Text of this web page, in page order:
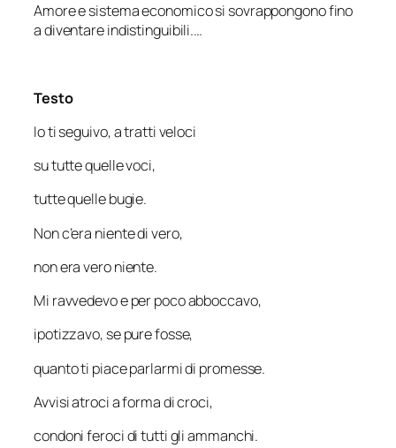
Amore e sistema economico si sovrappongono fino
a diventare indistinguibili.…
Testo
Io ti seguivo, a tratti veloci
su tutte quelle voci,
tutte quelle bugie.
Non c’era niente di vero,
non era vero niente.
Mi ravvedevo e per poco abboccavo,
ipotizzavo, se pure fosse,
quanto ti piace parlarmi di promesse.
Avvisi atroci a forma di croci,
condoni feroci di tutti gli ammanchi.